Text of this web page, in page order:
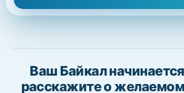
Ваш Байкал
расскажите о